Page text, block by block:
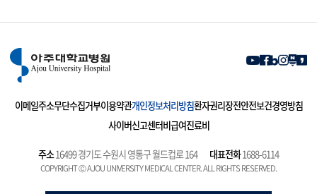
이메일주소무단수집거부이용약관개인정보처리방침환자권리장전안전보건경영방침
사이버신고센터비급여진료비
주소16499 경기도 수원시 영통구 월드컵로 164 대표전화1688-6114
COPYRIGHT Ⓒ AJOU UNIVERSITY MEDICAL CENTER. ALL RIGHTS RESERVED.